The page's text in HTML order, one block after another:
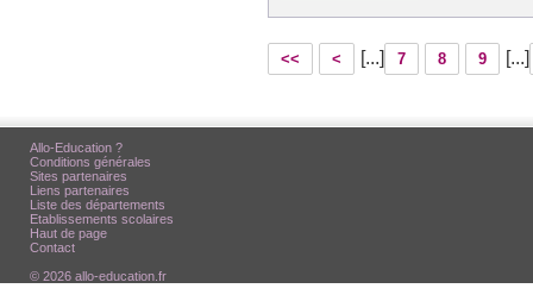
<< < [...] 7 8 9 [...]
Allo-Education ?
Conditions générales
Sites partenaires
Liens partenaires
Liste des départements
Etablissements scolaires
Haut de page
Contact
© 2026 allo-education.fr